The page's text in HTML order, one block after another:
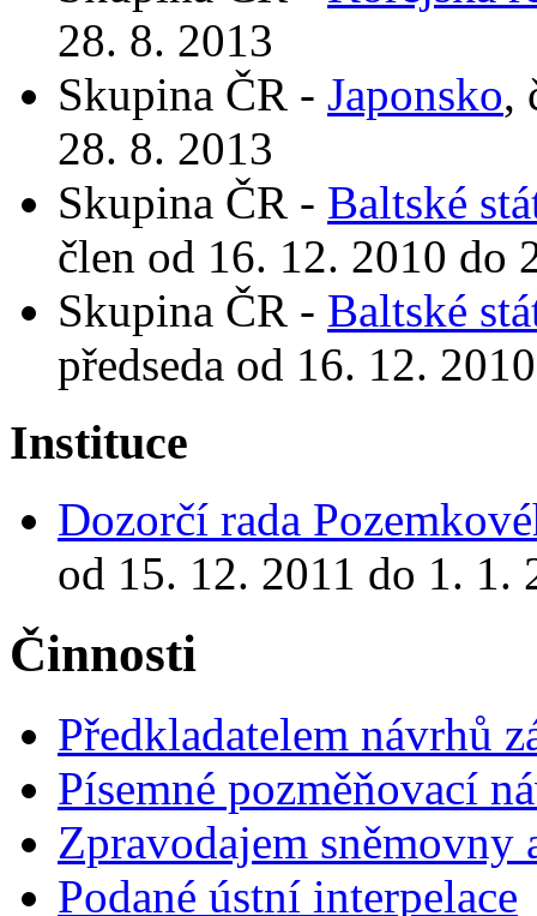
28. 8. 2013
Skupina ČR - Japonsko,
28. 8. 2013
Skupina ČR - Baltské
člen od 16. 12. 2010 do
Skupina ČR - Baltské
předseda od 16. 12.
Instituce
Dozorčí rada
od 15. 12. 2011 do 1. 1.
Činnosti
Předkladatelem návrhů
Písemné pozměňovací
Zpravodajem
Podané ústní interpelace